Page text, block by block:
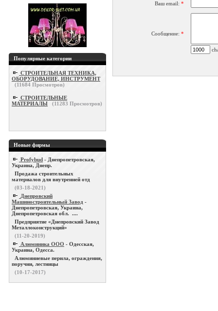
Популярные категории
СТРОИТЕЛЬНАЯ ТЕХНИКА,
ОБОРУДОВАНИЕ, ИНСТРУМЕНТ
(11684 Просмотров)
СТРОИТЕЛЬНЫЕ
МАТЕРИАЛЫ
(11283 Просмотров)
Новые фирмы
Profybud - Днепропетровская,
Украина, Днепр.
Продажа строительных
материалов для внутренней отд
(03-18-2021)
Днепровский
Машиностроительный Завод -
Днепропетровская, Украина,
Днепропетровская обл. ....
Предприятие «Днепровский Завод
Металлоконструкций»
(11-20-2019)
Алюминика ООО - Одесская,
Украина, Одесса.
Алюминиевые перила, ограждения,
поручни, лестницы
(10-17-2017)
Ваш email: *
Сообщение: *